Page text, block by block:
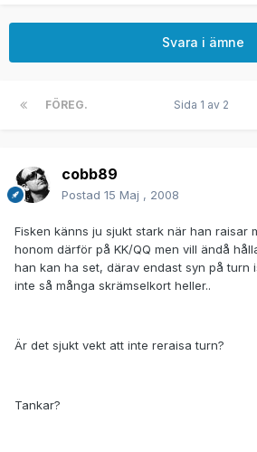
Svara i ämne
FÖREG. Sida 1 av 2
cobb89
Postad 15 Maj , 2008
Fisken känns ju sjukt stark när han raisar
honom därför på KK/QQ men vill ändå
han kan ha set, därav endast syn på turn
inte så många skrämselkort heller..
Är det sjukt vekt att inte reraisa turn?
Tankar?